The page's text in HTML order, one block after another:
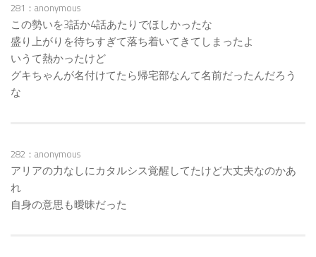
281：anonymous
この勢いを3話か4話あたりでほしかったな
盛り上がりを待ちすぎて落ち着いてきてしまったよ
いうて熱かったけど
グキちゃんが名付けてたら帰宅部なんて名前だったんだろう
な
282：anonymous
アリアの力なしにカタルシス覚醒してたけど大丈夫なのかあ
れ
自身の意思も曖昧だった